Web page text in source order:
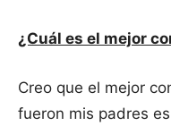
¿Cuál es el mejor
Creo que el mejor
fueron mis padres